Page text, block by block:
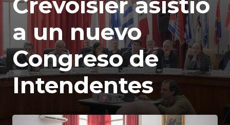
a un nuevo
Congreso de
Intendentes